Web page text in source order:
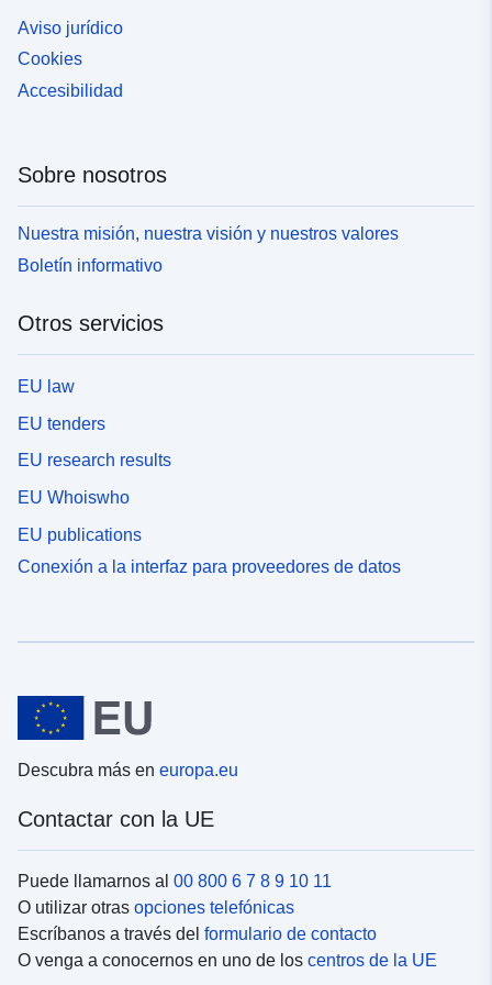
Aviso jurídico
Cookies
Accesibilidad
Sobre nosotros
Nuestra misión, nuestra visión y nuestros valores
Boletín informativo
Otros servicios
EU law
EU tenders
EU research results
EU Whoiswho
EU publications
Conexión a la interfaz para proveedores de datos
Descubra más en europa.eu
Contactar con la UE
Puede llamarnos al 00 800 6 7 8 9 10 11
O utilizar otras opciones telefónicas
Escríbanos a través del formulario de contacto
O venga a conocernos en uno de los centros de la UE